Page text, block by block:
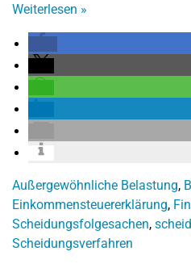
Weiterlesen »
Außergewöhnliche Belastung,
Einkommensteuererklärung,
Scheidungsfolgesachen,
Scheidungsverfahren